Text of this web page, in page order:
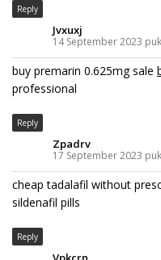
Reply
Jvxuxj
14 September 2023
buy premarin 0.625mg sale
professional
Reply
Zpadrv
17 September 2023
cheap tadalafil without
sildenafil pills
Reply